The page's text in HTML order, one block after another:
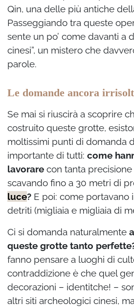
Qin, una delle più antiche
Passeggiando tra queste
sente un po’ come davanti a
cinesi”, un mistero che
parole.
Le domande ancora
Se mai si riuscirà a scoprire
costruito queste grotte,
moltissimi punti di domanda
importante di tutti: come
lavorare con tanta
scavando fino a 30 metri di
luce? E poi: come portavano
detriti (migliaia e migliaia di
Ci si domanda naturalmente
queste grotte tanto
fanno pensare a luoghi di
contraddizione è che quel
decorazioni – identitche! –
altri siti archeologici cinesi,